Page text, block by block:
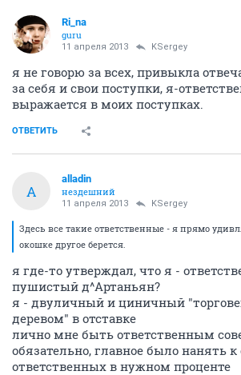
Ri_na
guru
11 апреля 2013 KSergey
я не говорю за всех, привыкла
за себя и свои поступки, я-
выражается в моих поступках.
ОТВЕТИТЬ
A
alladin
нездешний
11 апреля 2013 KSergey
Здесь все такие ответственные - я прямо
окошке другое берется.
я где-то утверждал, что я -
пушистый д^Артаньян?
я - двуличный и циничный
деревом" в отставке
лично мне быть ответственным
обязательно, главное было нанять к
ответственных в нужном проценте